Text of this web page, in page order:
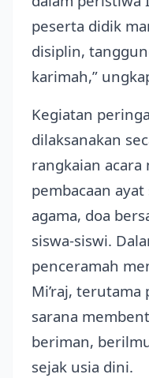
peserta didik
disiplin,
karimah,”
Kegiatan
dilaksanakan
rangkaian
pembacaan ayat
agama, doa
siswa-siswi.
penceramah
Mi’raj, terutama
sarana
beriman,
sejak usia dini.